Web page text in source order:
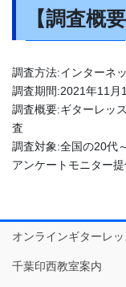
【調査概要
調査方法:インターネ
調査期間:2021年11月
調査概要:ギターレッ
査
調査対象:全国の20代
アンケートモニター
オンラインギターレ
千葉印西教室案内